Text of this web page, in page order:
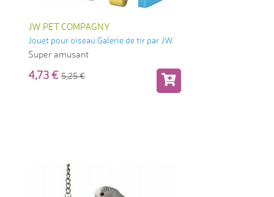
JW PET COMPAGNY
Jouet pour oiseau Galerie de tir par JW
Super amusant
4,73 5,25